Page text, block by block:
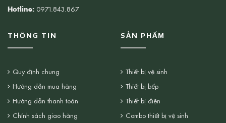
Hotline: 0971.843.867
THÔNG TIN
Quy định chung
Hướng dẫn mua hàng
Hướng dẫn thanh toán
Chính sách giao hàng
SẢN PHẨM
Thiết bị vệ sinh
Thiết bị bếp
Thiết bị điện
Combo thiết bị vệ sinh